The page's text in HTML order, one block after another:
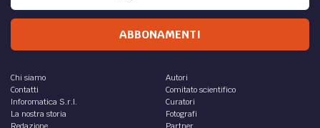
ABBONAMENTI
Chi siamo
Contatti
Inforomatica S.r.l.
La nostra storia
Redazione
Autori
Comitato scientifico
Curatori
Fotografi
Partner